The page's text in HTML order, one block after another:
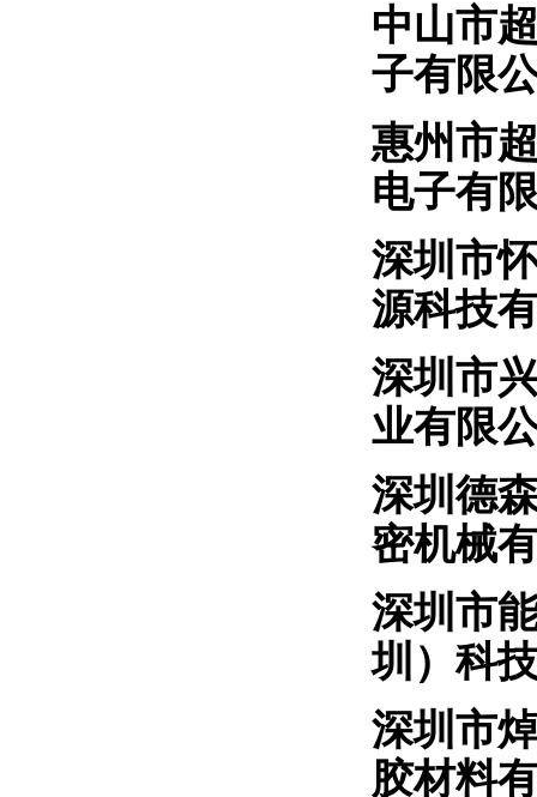
中山市
子有限
惠州
电子有
深圳
源科技
深圳
业有限
深圳
密机械
深圳
圳）科
深圳
胶材料